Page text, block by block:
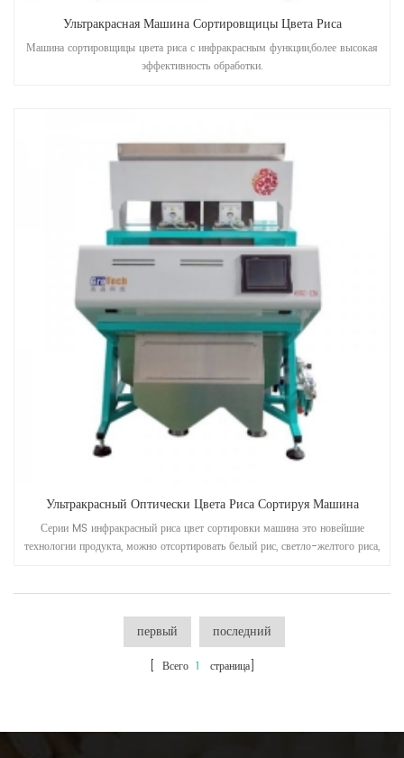
Ультракрасная Машина Сортировщицы Цвета Риса
Машина сортировщицы цвета риса с инфракрасным функции,более высокая
эффективность обработки.
Ультракрасный Оптически Цвета Риса Сортируя Машина
Серии MS инфракрасный риса цвет сортировки машина это новейшие
технологии продукта, можно отсортировать белый рис, светло-желтого риса,
первый последний
[ Всего 1 страница]